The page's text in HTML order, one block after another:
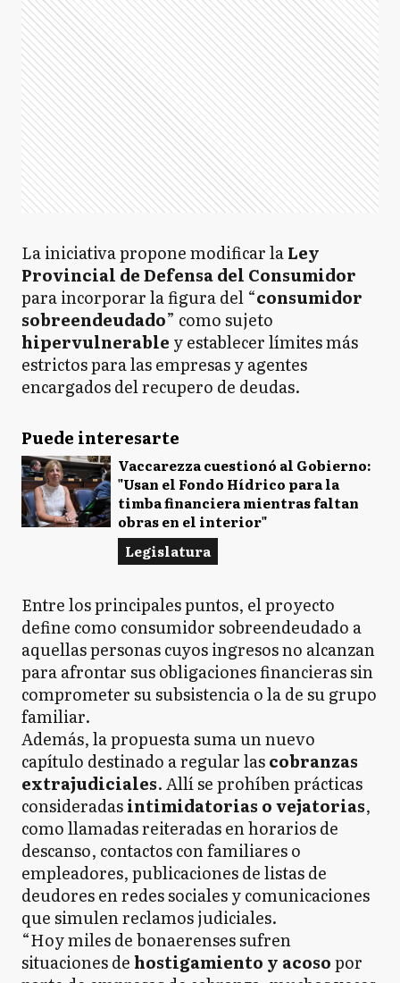
La iniciativa propone modificar laLey
Provincial de Defensa del Consumidor
para incorporar la figura del “consumidor
sobreendeudado” como sujeto
hipervulnerable y establecer límites más
estrictos para las empresas y agentes
encargados del recupero de deudas.
Puede interesarte
Vaccarezza cuestionó al Gobierno:
"Usan el Fondo Hídrico para la
timba financiera mientras faltan
obras en el interior"
Legislatura
Entre los principales puntos, el proyecto
define como consumidor sobreendeudado a
aquellas personas cuyos ingresos no alcanzan
para afrontar sus obligaciones financieras sin
comprometer su subsistencia o la de su grupo
familiar.
Además, la propuesta suma un nuevo
capítulo destinado a regular lascobranzas
extrajudiciales. Allí se prohíben prácticas
consideradasintimidatorias o vejatorias,
como llamadas reiteradas en horarios de
descanso, contactos con familiares o
empleadores, publicaciones de listas de
deudores en redes sociales y comunicaciones
que simulen reclamos judiciales.
“Hoy miles de bonaerenses sufren
situaciones de hostigamiento y acosopor